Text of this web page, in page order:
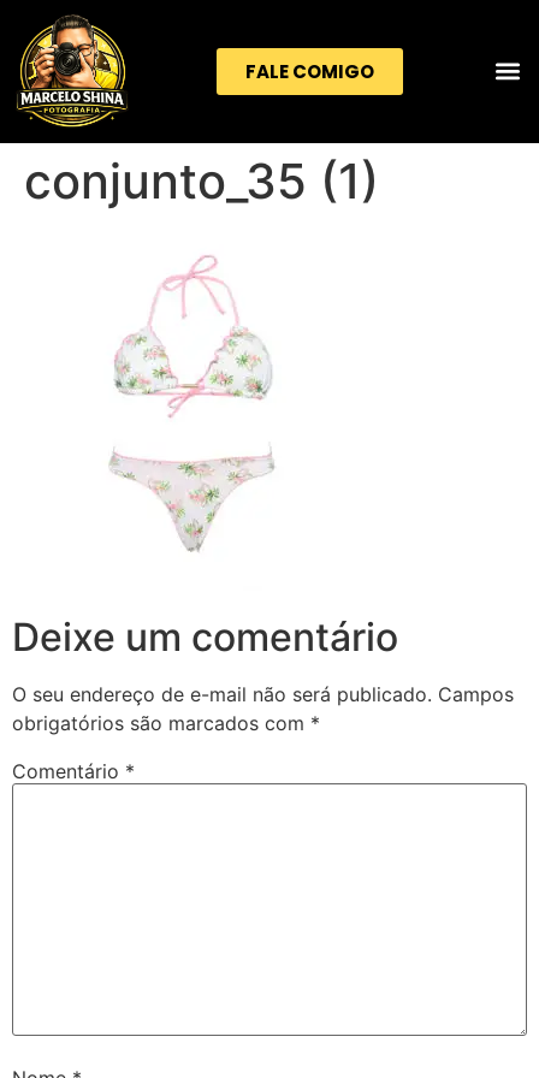
FALE COMIGO
conjunto_35 (1)
Deixe um comentário
O seu endereço de e-mail não será publicado. Campos
obrigatórios são marcados com *
Comentário *